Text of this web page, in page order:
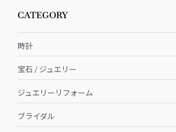
CATEGORY
時計
宝石 / ジュエリー
ジュエリーリフォーム
ブライダル